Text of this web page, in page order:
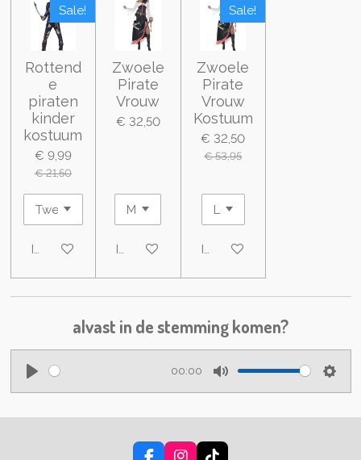
Sale!
Rottend
e
piraten
kinder
kostuum
€ 9,99
€ 21,50
In winkelwagen
Zwoele
Pirate
Vrouw
€ 32,50
In winkelwagen
Sale!
Zwoele
Pirate
Vrouw
Kostuum
€ 32,50
€ 53,95
In winkelwagen
alvast in de stemming komen?
00:00
e